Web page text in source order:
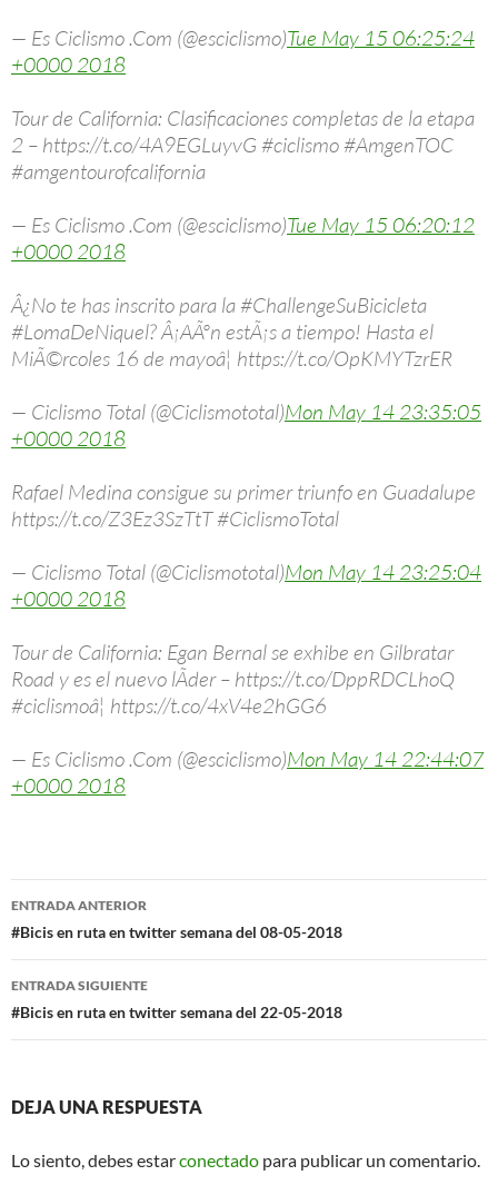
— Es Ciclismo .Com (@esciclismo)Tue May 15 06:25:24
+0000 2018
Tour de California: Clasificaciones completas de la etapa
2 – https://t.co/4A9EGLuyvG #ciclismo #AmgenTOC
#amgentourofcalifornia
— Es Ciclismo .Com (@esciclismo)Tue May 15 06:20:12
+0000 2018
Â¿No te has inscrito para la #ChallengeSuBicicleta
#LomaDeNiquel? Â¡AÃºn estÃ¡s a tiempo! Hasta el
MiÃ©rcoles 16 de mayoâ¦ https://t.co/OpKMYTzrER
— Ciclismo Total (@Ciclismototal)Mon May 14 23:35:05
+0000 2018
Rafael Medina consigue su primer triunfo en Guadalupe
https://t.co/Z3Ez3SzTtT #CiclismoTotal
— Ciclismo Total (@Ciclismototal)Mon May 14 23:25:04
+0000 2018
Tour de California: Egan Bernal se exhibe en Gilbratar
Road y es el nuevo lÃ­der – https://t.co/DppRDCLhoQ
#ciclismoâ¦ https://t.co/4xV4e2hGG6
— Es Ciclismo .Com (@esciclismo)Mon May 14 22:44:07
+0000 2018
Navegación
de
entradas
ENTRADA ANTERIOR
#Bicis en ruta en twitter semana del 08-05-2018
ENTRADA SIGUIENTE
#Bicis en ruta en twitter semana del 22-05-2018
DEJA UNA RESPUESTA
Lo siento, debes estarconectado para publicar un comentario.